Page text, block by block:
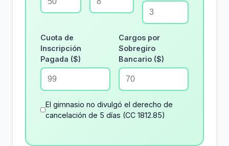
Cuota de
Inscripción
Pagada ($)
Cargos por
Sobregiro
Bancario ($)
El gimnasio no divulgó el derecho de
cancelación de 5 días (CC 1812.85)